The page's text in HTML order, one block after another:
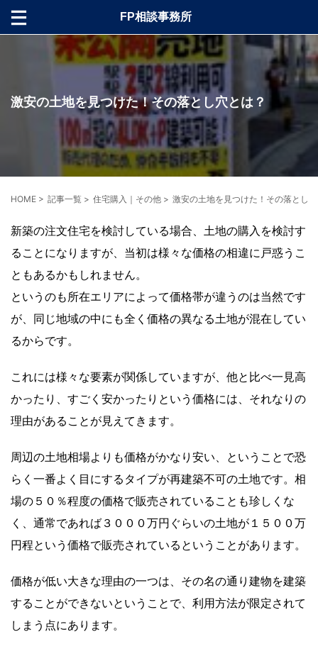
FP相談事務所
激安の土地を見つけた！その落とし穴とは？
HOME > 記事一覧 > 住宅購入｜その他 > 激安の土地を見つけた！その落とし
新築の注文住宅を検討している場合、土地の購入を検討す
ることになりますが、当初は様々な価格の相違に戸惑うこ
ともあるかもしれません。
というのも所在エリアによって価格帯が違うのは当然です
が、同じ地域の中にも全く価格の異なる土地が混在してい
るからです。
これには様々な要素が関係していますが、他と比べ一見高
かったり、すごく安かったりという価格には、それなりの
理由があることが見えてきます。
周辺の土地相場よりも価格がかなり安い、ということで恐
らく一番よく目にするタイプが再建築不可の土地です。相
場の５０％程度の価格で販売されていることも珍しくな
く、通常であれば３０００万円ぐらいの土地が１５００万
円程という価格で販売されているということがあります。
価格が低い大きな理由の一つは、その名の通り建物を建築
することができないということで、利用方法が限定されて
しまう点にあります。